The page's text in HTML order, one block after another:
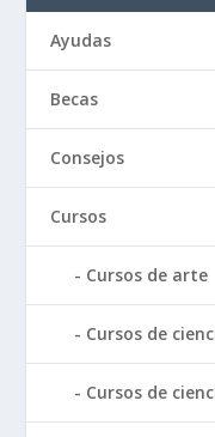
Ayudas
Becas
Consejos
Cursos
Cursos de arte
Cursos de
Cursos de